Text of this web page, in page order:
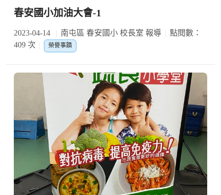
春安國小加油大會-1
2023-04-14 南屯區 春安國小 校長室 報導
點閱數：
409 次
榮譽事蹟